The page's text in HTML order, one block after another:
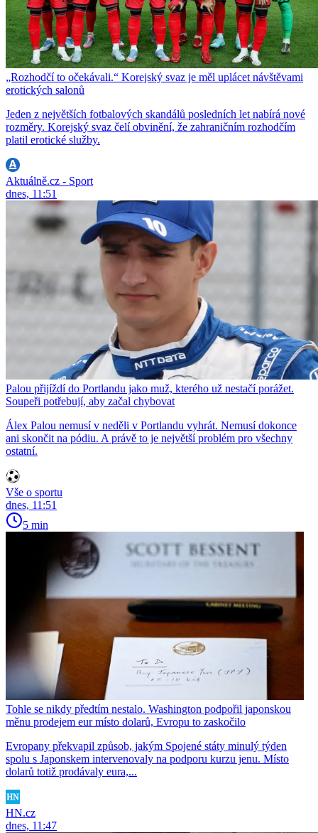
„Rozhodčí to očekávali.“ Korejský svaz je měl uplácet návštěvami
erotických salonů
Jeden z největších fotbalových skandálů posledních let nabírá nové
rozměry. Korejský svaz čelí obvinění, že zahraničním rozhodčím
platil erotické služby.
Aktuálně.cz - Sport
dnes, 11:51
Palou přijíždí do Portlandu jako muž, kterého už nestačí porážet.
Soupeři potřebují, aby začal chybovat
Álex Palou nemusí v neděli v Portlandu vyhrát. Nemusí dokonce
ani skončit na pódiu. A právě to je největší problém pro všechny
ostatní.
Vše o sportu
dnes, 11:51
5 min
Tohle se nikdy předtím nestalo. Washington podpořil japonskou
měnu prodejem eur místo dolarů, Evropu to zaskočilo
Evropany překvapil způsob, jakým Spojené státy minulý týden
spolu s Japonskem intervenovaly na podporu kurzu jenu. Místo
dolarů totiž prodávaly eura,...
HN.cz
dnes, 11:47